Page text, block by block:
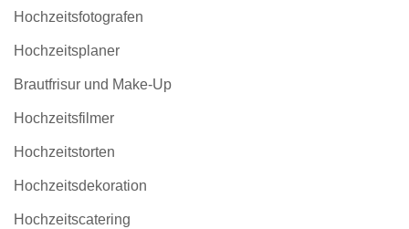
Hochzeitsfotografen
Hochzeitsplaner
Brautfrisur und Make-Up
Hochzeitsfilmer
Hochzeitstorten
Hochzeitsdekoration
Hochzeitscatering